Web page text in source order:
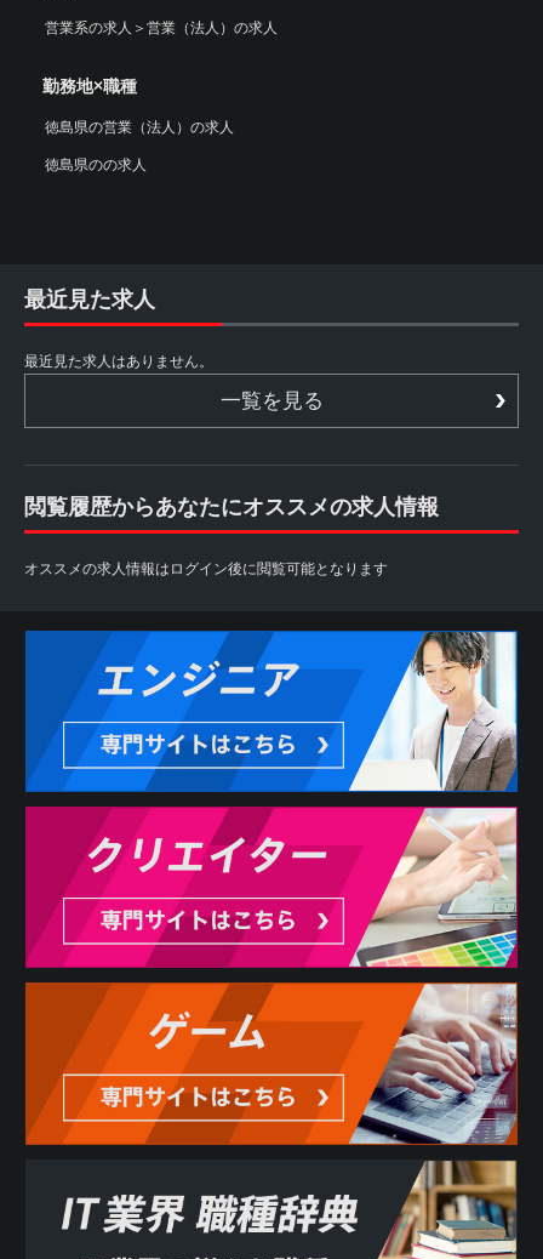
営業系の求人 ＞ 営業（法人）の求人
勤務地×職種
徳島県の営業（法人）の求人
徳島県のの求人
最近見た求人
最近見た求人はありません。
一覧を見る
閲覧履歴からあなたにオススメの求人情報
オススメの求人情報はログイン後に閲覧可能となります